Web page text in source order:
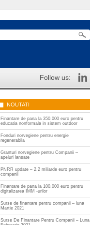
Follow us:
NOUTATI
Finantare de pana la 350.000 euro pentru
educatia nonformala in sistem outdoor
Fonduri norvegiene pentru energie
regenerabila
Granturi norvegiene pentru Companii –
apeluri lansate
PNRR update – 2.2 miliarde euro pentru
companii
Finantare de pana la 100.000 euro pentru
digitalizarea IMM -urilor
Surse de finantare pentru companii – luna
Martie 2021
Surse De Finantare Pentru Companii – Luna